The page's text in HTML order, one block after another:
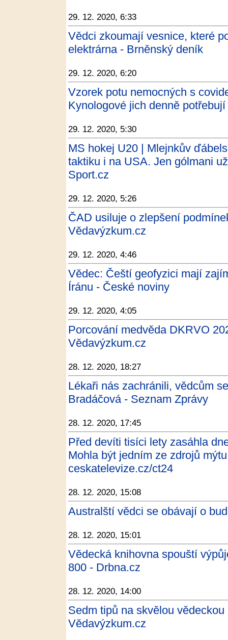
29. 12. 2020, 6:33
Vědci zkoumají vesnice, které
elektrárna - Brněnský deník
29. 12. 2020, 6:20
Vzorek potu nemocných s
Kynologové jich denně
29. 12. 2020, 5:30
MS hokej U20 | Mlejnkův
taktiku i na USA. Jen gólmani
Sport.cz
29. 12. 2020, 5:26
ČAD usiluje o zlepšení
Vědavýzkum.cz
29. 12. 2020, 4:46
Vědec: Čeští geofyzici mají
Íránu - České noviny
29. 12. 2020, 4:05
Porcování medvěda DKRVO
Vědavýzkum.cz
28. 12. 2020, 18:27
Lékaři nás zachránili, vědcům
Bradáčová - Seznam Zprávy
28. 12. 2020, 17:45
Před devíti tisíci lety zasáhla
Mohla být jedním ze zdrojů
ceskatelevize.cz/ct24
28. 12. 2020, 15:08
Australští vědci se obávají o
28. 12. 2020, 15:01
Vědecká knihovna spouští
800 - Drbna.cz
28. 12. 2020, 14:00
Sedm tipů na skvělou
Vědavýzkum.cz